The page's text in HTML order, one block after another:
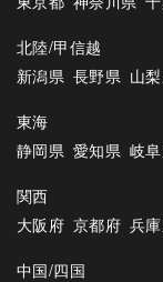
北陸/甲信越
新潟県 長野県 山
東海
静岡県 愛知県 岐
関西
大阪府 京都府 兵
中国/四国